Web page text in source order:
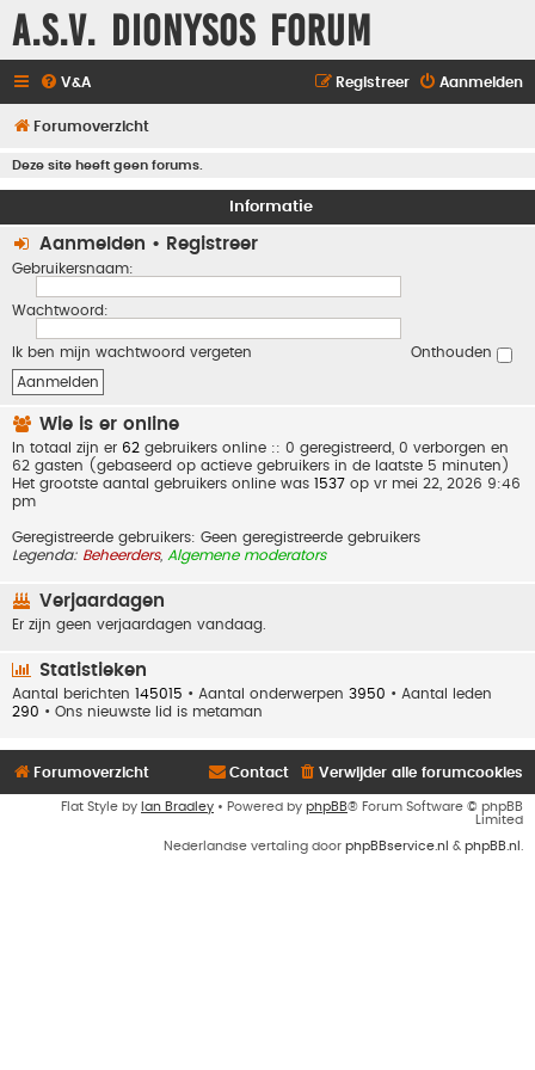
A.S.V. Dionysos Forum
V&A Aanmelden
Registreer
Forumoverzicht
Deze site heeft geen forums.
Informatie
Aanmelden • Registreer
Gebruikersnaam:
Wachtwoord:
Ik ben mijn wachtwoord vergeten Onthouden
Wie is er online
In totaal zijn er 62 gebruikers online :: 0 geregistreerd, 0 verborgen en
62 gasten (gebaseerd op actieve gebruikers in de laatste 5 minuten)
Het grootste aantal gebruikers online was 1537 op vr mei 22, 2026 9:46
pm
Geregistreerde gebruikers: Geen geregistreerde gebruikers
Legenda: Beheerders, Algemene moderators
Verjaardagen
Er zijn geen verjaardagen vandaag.
Statistieken
Aantal berichten 145015 • Aantal onderwerpen 3950 • Aantal leden
290 • Ons nieuwste lid is metaman
Forumoverzicht Verwijder alle forumcookies
Contact
Flat Style by Ian Bradley • Powered by phpBB® Forum Software © phpBB
Limited
Nederlandse vertaling door phpBBservice.nl & phpBB.nl